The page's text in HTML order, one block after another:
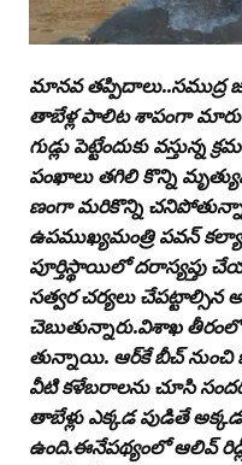
మానవ తప్పిదాలు..సముద్ర
తాబేళ్ల పాలిట శాపంగా
గుడ్లు పెట్టేందుకు
పంఖాలు తగిలి కొన్ని
ణంగా మరికొన్ని
ఉపముఖ్యమంత్రి పవన్‌
పూర్తిస్థాయిలో దరాస్యప్తు
సత్వర చర్యలు చేపట్టాల్సిన
చెబుతున్నారు.విశాఖ
తున్నాయి. ఆర్‌కే బీచ్‌ నుంచి
వీటి కళేబరాలను చూసి
తాబేళ్లు ఎక్కడ పుడితే
ఉంది.ఈనేపథ్యంలో ఆలివ్‌ రిడ్లీ